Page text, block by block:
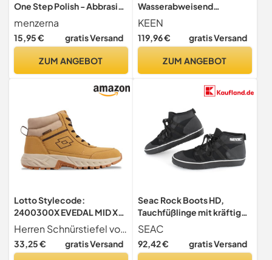
One Step Polish - Abbrasive
250 ml
menzerna
15,95 € gratis Versand
ZUM ANGEBOT
Wasserabweisend
Wanderschuh
GESTROMT/EICHE BUFF 45
KEEN
119,96 € gratis Versand
ZUM ANGEBOT
Lotto Stylecode:
2400300X EVEDAL MID XL
Unisex Halblange Stiefel
WHEAT 49
Herren Schnürstiefel von Lotto in Übergröße
33,25 € gratis Versand
Seac Rock Boots HD,
Tauchfüßlinge mit kräftiger
Sohle für
Trockentauchanzüge, 3 mm
SEAC
92,42 € gratis Versand